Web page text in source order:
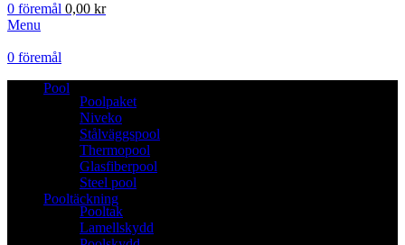
0 föremål 0,00 kr
Menu
0 föremål
Pool
Poolpaket
Niveko
Stålväggspool
Thermopool
Glasfiberpool
Steel pool
Pooltäckning
Pooltak
Lamellskydd